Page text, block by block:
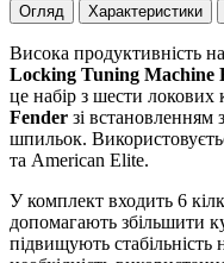
Огляд Характеристики
Висока продуктивність
Locking Tuning Machine
це набір з шести локових
Fender зі
шпильок.
та American Elite.
У комплект входить 6
допомагають збільшити
підвищують